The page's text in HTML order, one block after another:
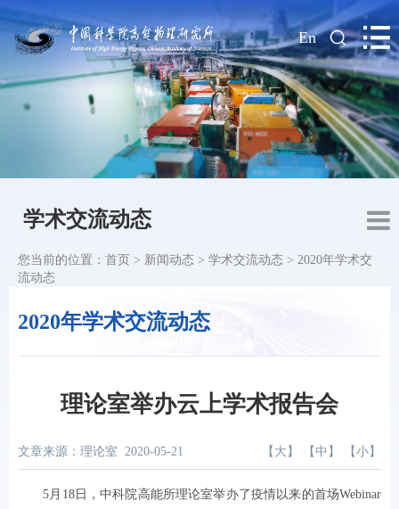
| En
学术交流动态
2020年学术交流动态
您当前的位置： 首页 > 新闻动态 > 学术交流动态 > 2020年学术交
流动态
理论室举办云上学术报告会
文章来源：理论室 2020-05-21 【 大 】 【 中 】 【 小 】
5月 18日，中科院高能所理论室举办了疫情以来的首场Webinar